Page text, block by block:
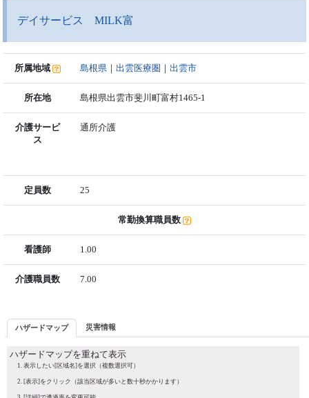
デイサービス MILK富
所属地域 島根県 ｜出雲医療圏 ｜出雲市
所在地 島根県出雲市斐川町富村1465-1
介護サービ
ス
通所介護
定員数 25
常勤換算職員数
看護師 1.00
介護職員数 7.00
ハザードマップ 災害情報
ハザードマップを重ねて表示
表示したい[区域名]を選択（複数選択可）
[表示]をクリック（該当区域が多いと数十秒かかります）